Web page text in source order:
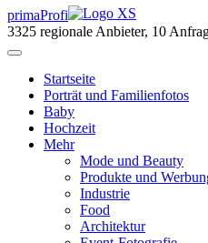
primaProfi
3325 regionale Anbieter, 10
Startseite
Porträt und Familienfotos
Baby
Hochzeit
Mehr
Mode und Beauty
Produkte und
Industrie
Food
Architektur